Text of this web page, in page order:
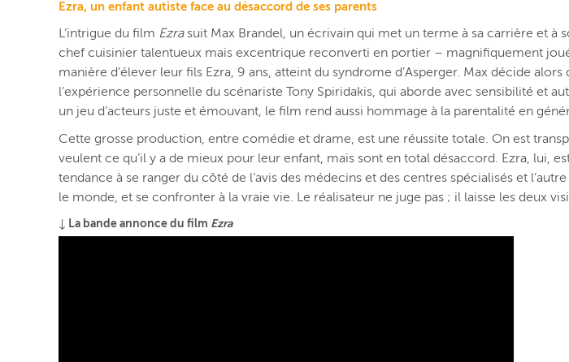
Ezra, un enfant autiste face au désaccord de ses parents
L’intrigue du film Ezrasuit Max Brandel, un écrivain qui met un terme à sa carrière et à
chef cuisinier talentueux mais excentrique reconverti en portier – magnifiquement
manière d’élever leur fils Ezra, 9 ans, atteint du syndrome d’Asperger. Max décide
l’expérience personnelle du scénariste Tony Spiridakis, qui aborde avec sensibilité et
un jeu d’acteurs juste et émouvant, le film rend aussi hommage à la parentalité en
Cette grosse production, entre comédie et drame, est une réussite totale. On est
veulent ce qu’il y a de mieux pour leur enfant, mais sont en total désaccord. Ezra, lui,
tendance à se ranger du côté de l’avis des médecins et des centres spécialisés et
le monde, et se confronter à la vraie vie. Le réalisateur ne juge pas ; il laisse les deux
↓ La bande annonce du film Ezra